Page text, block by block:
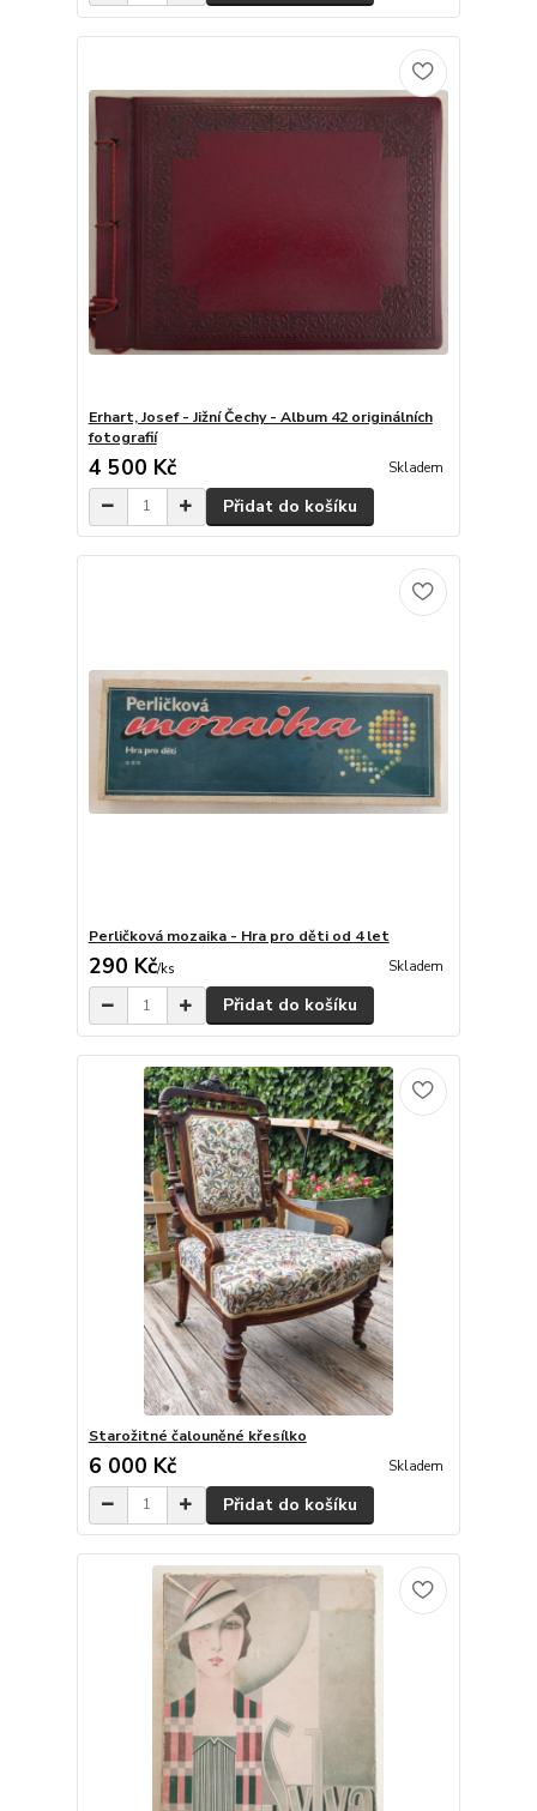
Erhart, Josef - Jižní Čechy - Album 42 originálních
fotografií
4 500 Kč Skladem
Přidat do košíku
Perličková mozaika - Hra pro děti od 4 let
290 Kč/ks Skladem
Přidat do košíku
Starožitné čalouněné křesílko
6 000 Kč Skladem
Přidat do košíku